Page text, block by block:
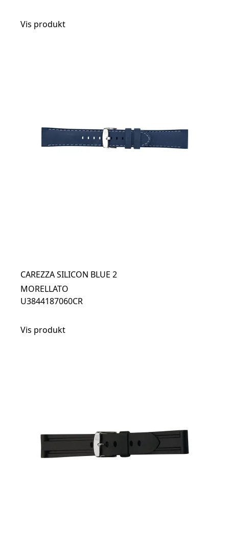
Vis produkt
CAREZZA SILICON BLUE 2
MORELLATO
U3844187060CR
Vis produkt